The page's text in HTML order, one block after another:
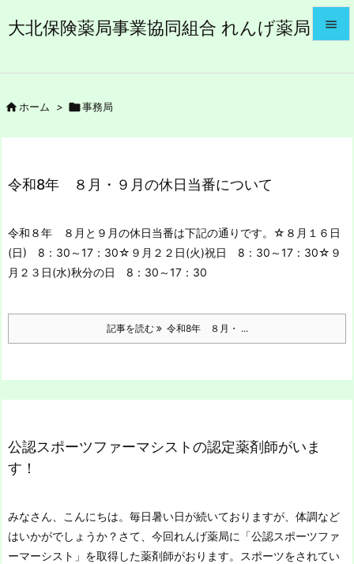
大北保険薬局事業協同組合 れんげ薬局 
メニュ

検索
ホーム > 事務局
令和8年 ８月・９月の休日当番について
令和８年 ８月と９月の休日当番は下記の通りです。 ☆８月１６日
(日) 8：30～17：30☆９月２２日(火)祝日 8：30～17：30☆９
月２３日(水)秋分の日 8：30～17：30
記事を読む 令和8年 ８月・ ...
公認スポーツファーマシストの認定薬剤師がいま
す！
みなさん、こんにちは。 毎日暑い日が続いておりますが、体調など
はいかがでしょうか？ さて、今回れんげ薬局に「公認スポーツファ
ーマーシスト」を取得した薬剤師がおります。
スポーツをされてい